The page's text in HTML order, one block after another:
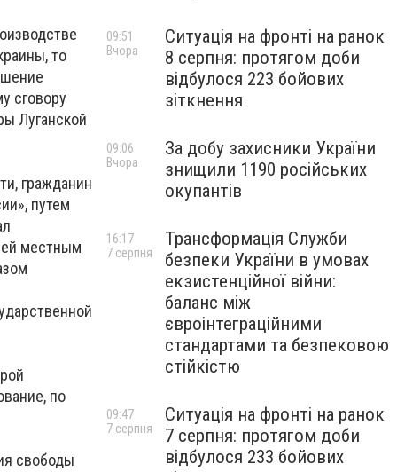
то
сговору
Луганской
гражданин
путем
местным
по
свободы
Ситуація на фронті на ранок
8 серпня: протягом доби
відбулося 223 бойових
зіткнення
09:51
Вчора
За добу захисники України
знищили 1190 російських
окупантів
09:06
Вчора
Трансформація Служби
безпеки України в умовах
екзистенційної війни:
баланс між
євроінтеграційними
стандартами та безпековою
стійкістю
16:17
7 серпня
Ситуація на фронті на ранок
7 серпня: протягом доби
відбулося 233 бойових
09:47
7 серпня